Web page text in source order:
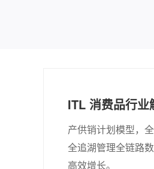
ITL 消费品行业
产供销计划模型，
全追湖管理全链路
高效增长。